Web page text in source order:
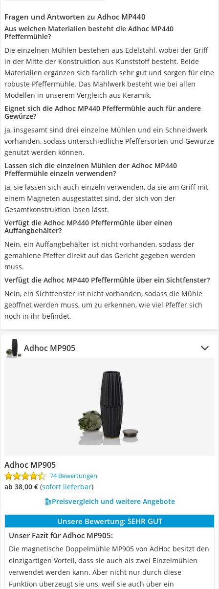
Fragen und Antworten zu Adhoc MP440
Aus welchen Materialien besteht die Adhoc MP440
Pfeffermühle?
Die einzelnen Mühlen bestehen aus Edelstahl, wobei der Griff
in der Mitte der Konstruktion aus Kunststoff besteht. Beide
Materialien ergänzen sich farblich sehr gut und sorgen für eine
robuste Pfeffermühle. Das Mahlwerk besteht wie bei allen
Modellen in unserem Vergleich aus Keramik.
Eignet sich die Adhoc MP440 Pfeffermühle auch für andere
Gewürze?
Ja, insgesamt sind drei einzelne Mühlen und ein Schneidwerk
vorhanden, sodass unterschiedliche Pfeffersorten und Gewürze
genutzt werden können.
Lassen sich die einzelnen Mühlen der Adhoc MP440
Pfeffermühle einzeln verwenden?
Ja, sie lassen sich auch einzeln verwenden, da sie am Griff mit
einem Magneten ausgestattet sind, der sich von der
Gesamtkonstruktion lösen lässt.
Verfügt die Adhoc MP440 Pfeffermühle über einen
Auffangbehälter?
Nein, ein Auffangbehälter ist nicht vorhanden, sodass der
gemahlene Pfeffer direkt auf das Gericht gegeben werden
muss.
Verfügt die Adhoc MP440 Pfeffermühle über ein Sichtfenster?
Nein, ein Sichtfenster ist nicht vorhanden, sodass die Mühle
geöffnet werden muss, um zu erkennen, wie viel Pfeffer sich
noch in ihr befindet.
Adhoc MP905
Adhoc MP905
74 Bewertungen
ab 38,00 € ( Sofort lieferbar)
Preisvergleich und weitere Angebote
Unsere Bewertung: SEHR GUT
Unser Fazit für Adhoc MP905:
Die magnetische Doppelmühle MP905 von AdHoc besitzt den
einzigartigen Vorteil, dass sie auch als zwei Einzelmühlen
verwendet werden kann. Aber nicht nur durch diese
Funktion überzeugt sie uns, weil sie auch über ein